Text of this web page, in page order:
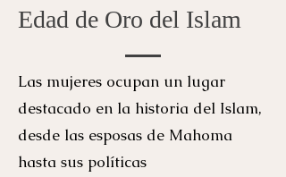
Edad de Oro del Islam
Las mujeres ocupan un lugar
destacado en la historia del Islam,
desde las esposas de Mahoma
hasta sus políticas